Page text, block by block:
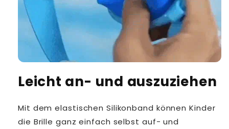
Leicht an- und auszuziehen
Mit dem elastischen Silikonband können Kinder
die Brille ganz einfach selbst auf- und